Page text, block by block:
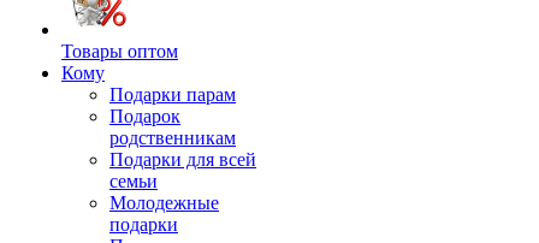
Товары оптом
Кому
Подарки парам
Подарок
родственникам
Подарки для всей
семьи
Молодежные
подарки